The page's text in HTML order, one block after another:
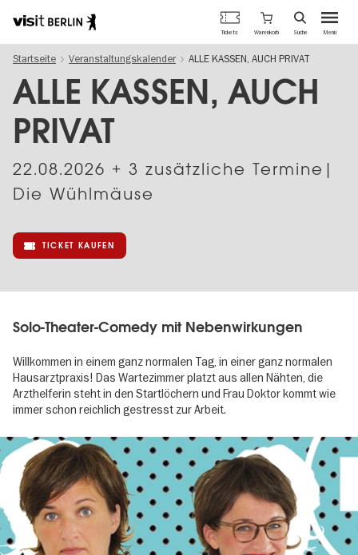
zum
Inhalt
Berlins
offizielles
Tourismusportal
Menü
Tickets Warenkorb Suche
Startseite Veranstaltungskalender ALLE KASSEN, AUCH PRIVAT
ALLE KASSEN, AUCH
PRIVAT
22.08.2026 + 3 zusätzliche Termine|
Die Wühlmäuse
TICKET KAUFEN
Solo-Theater-Comedy mit Nebenwirkungen
Willkommen in einem ganz normalen Tag, in einer ganz normalen
Hausarztpraxis! Das Wartezimmer platzt aus allen Nähten, die
Arzthelferin steht in den Startlöchern und Frau Doktor kommt wie
immer schon reichlich gestresst zur Arbeit.
Image
gallery